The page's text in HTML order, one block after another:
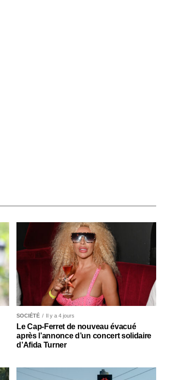
SOCIÉTÉ Il y a 4 jours
Le Cap-Ferret de nouveau évacué
après l’annonce d’un concert solidaire
d’Afida Turner